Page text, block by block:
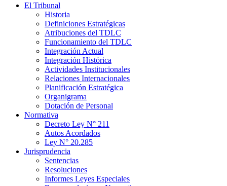
El Tribunal
Historia
Definiciones Estratégicas
Atribuciones del TDLC
Funcionamiento del TDLC
Integración Actual
Integración Histórica
Actividades Institucionales
Relaciones Internacionales
Planificación Estratégica
Organigrama
Dotación de Personal
Normativa
Decreto Ley N° 211
Autos Acordados
Ley N° 20.285
Jurisprudencia
Sentencias
Resoluciones
Informes Leyes Especiales